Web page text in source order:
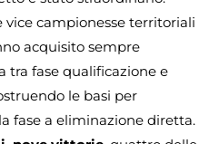
vice campionesse territoriali
acquisito sempre
tra fase qualificazione e
le basi per
fase a eliminazione diretta.